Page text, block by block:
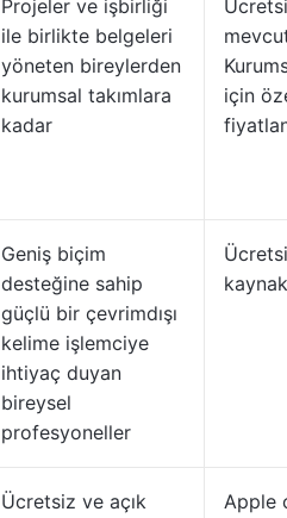
Projeler ve işbirliği
ile birlikte belgeleri
yöneten bireylerden
kurumsal takımlara
kadar
için
Geniş biçim
desteğine sahip
güçlü bir çevrimdışı
kelime işlemciye
ihtiyaç duyan
bireysel
profesyoneller
kaynak
Ücretsiz ve açık
Apple